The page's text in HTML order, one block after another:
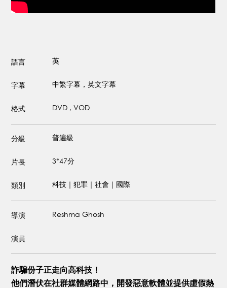
語言 英
字幕 中繁字幕，英文字幕
格式 DVD , VOD
分級 普遍級
片長 3*47分
類別 科技｜犯罪｜社會｜國際
導演 Reshma Ghosh
演員
詐騙份子正走向高科技！
他們潛伏在社群媒體網路中，開發惡意軟體並提供虛假熱